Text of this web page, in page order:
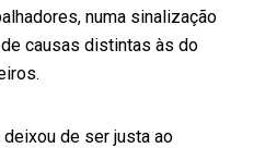
numa sinalização
causas distintas às do
deixou de ser justa ao